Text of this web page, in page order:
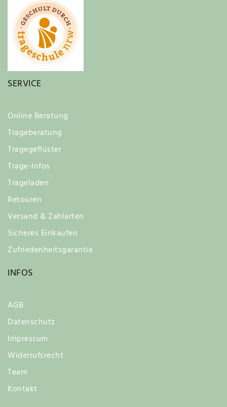
SERVICE
Online Beratung
Trageberatung
Tragegeflüster
Trage-Infos
Trageladen
Retouren
Versand & Zahlarten
Sicheres Einkaufen
Zufriedenheitsgarantie
INFOS
AGB
Datenschutz
Impressum
Widerrufsrecht
Team
Kontakt